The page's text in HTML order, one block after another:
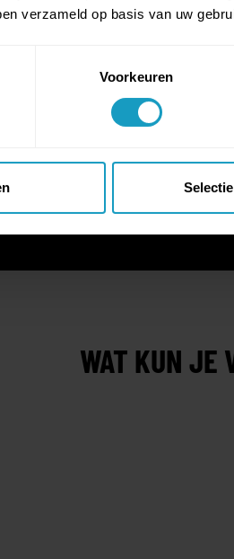
verzameld op basis van uw
Voorkeuren
WAT KUN JE